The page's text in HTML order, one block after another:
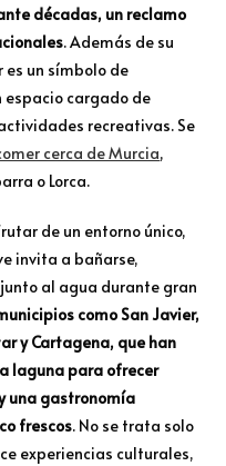
décadas, un reclamo
. Además de su
un símbolo de
cargado de
recreativas. Se
cerca de Murcia,
o Lorca.
de un entorno único,
invita a bañarse,
al agua durante gran
como San Javier,
y Cartagena, que han
laguna para ofrecer
una gastronomía
frescos. No se trata solo
experiencias culturales,